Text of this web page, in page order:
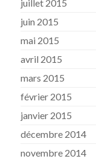
juillet 2015
juin 2015
mai 2015
avril 2015
mars 2015
février 2015
janvier 2015
décembre 2014
novembre 2014